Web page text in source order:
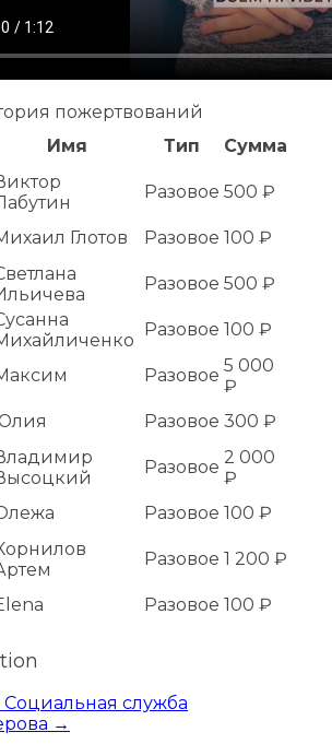
пожертвований
Имя Тип
Сумма
Разовое 500 ₽
Глотов Разовое 100 ₽
Разовое 500 ₽
Разовое 100 ₽
Разовое 5 000
₽
Разовое 300 ₽
Разовое 2 000
₽
Разовое 100 ₽
Разовое 1 200 ₽
Разовое 100 ₽
служба
→